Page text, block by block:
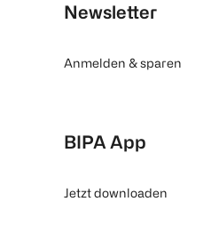
Newsletter
Anmelden & sparen
BIPA App
Jetzt downloaden